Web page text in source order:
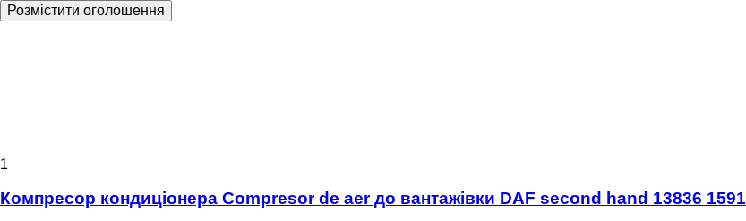
Розмістити оголошення
1
Компресор кондиціонера Compresor de aer до вантажівки DAF second hand 13836 1591